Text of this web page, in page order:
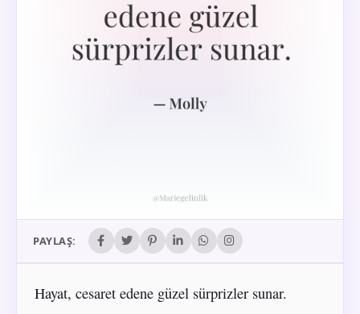
PAYLAŞ:
Hayat, cesaret edene güzel sürprizler sunar.